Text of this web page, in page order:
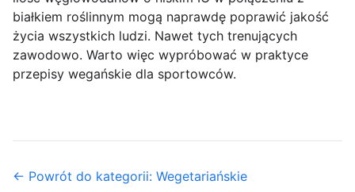
białkiem roślinnym mogą naprawdę poprawić jakość
życia wszystkich ludzi. Nawet tych trenujących
zawodowo. Warto więc wypróbować w praktyce
przepisy wegańskie dla sportowców.
← Powrót do kategorii: Wegetariańskie